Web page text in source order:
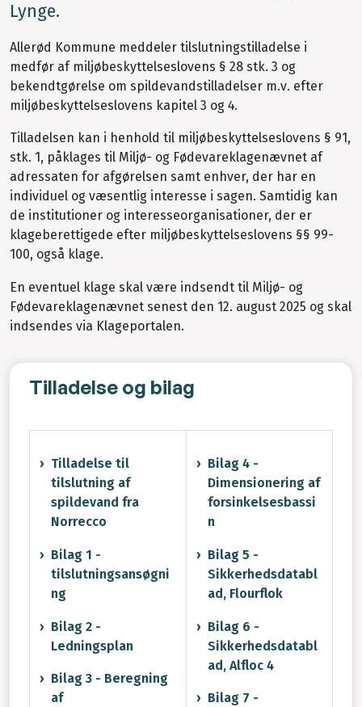
Lynge.
Allerød Kommune meddeler tilslutningstilladelse i
medfør af miljøbeskyttelseslovens § 28 stk. 3 og
bekendtgørelse om spildevandstilladelser m.v. efter
miljøbeskyttelseslovens kapitel 3 og 4.
Tilladelsen kan i henhold til miljøbeskyttelseslovens § 91,
stk. 1, påklages til Miljø- og Fødevareklagenævnet af
adressaten for afgørelsen samt enhver, der har en
individuel og væsentlig interesse i sagen. Samtidig kan
de institutioner og interesseorganisationer, der er
klageberettigede efter miljøbeskyttelseslovens §§ 99-
100, også klage.
En eventuel klage skal være indsendt til Miljø- og
Fødevareklagenævnet senest den 12. august 2025 og skal
indsendes via Klageportalen.
Tilladelse og bilag
Tilladelse til
tilslutning af
spildevand fra
Norrecco
Bilag 1 -
tilslutningsansøgni
ng
Bilag 2 -
Ledningsplan
Bilag 3 - Beregning
af
Bilag 4 -
Dimensionering af
forsinkelsesbassi
n
Bilag 5 -
Sikkerhedsdatabl
ad, Flourflok
Bilag 6 -
Sikkerhedsdatabl
ad, Alfloc 4
Bilag 7 -